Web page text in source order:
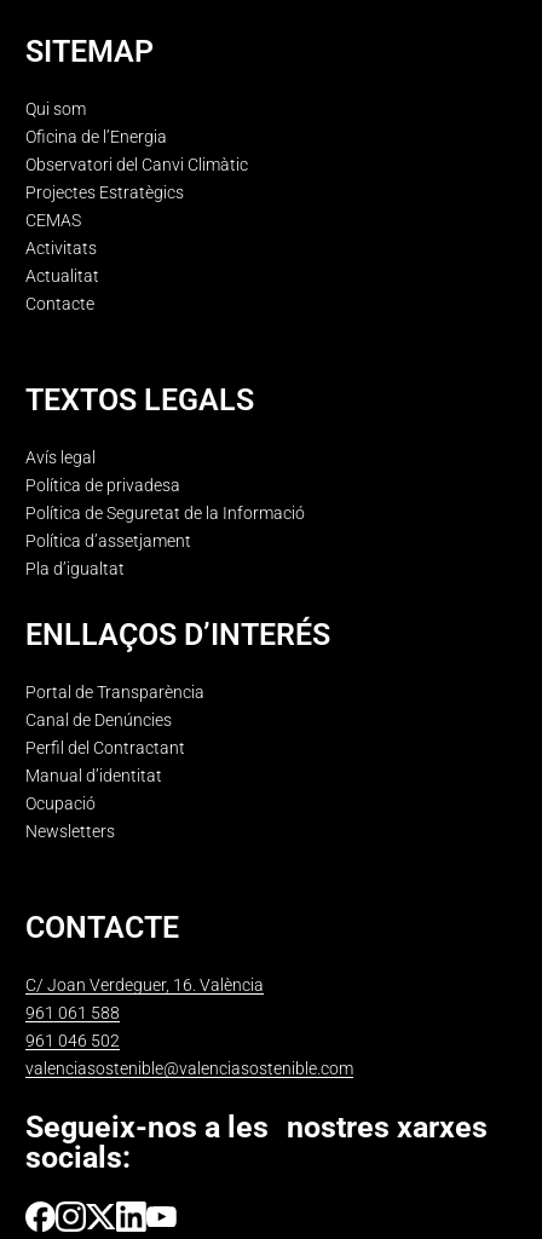
SITEMAP
Qui som
Oficina de l’Energia
Observatori del Canvi Climàtic
Projectes Estratègics
CEMAS
Activitats
Actualitat
Contacte
TEXTOS LEGALS
Avís legal
Política de privadesa
Política de Seguretat de la Informació
Política d’assetjament
Pla d’igualtat
ENLLAÇOS D’INTERÉS
Portal de Transparència
Canal de Denúncies
Perfil del Contractant
Manual d’identitat
Ocupació
Newsletters
CONTACTE
C/ Joan Verdeguer, 16. València
961 061 588
961 046 502
valenciasostenible@valenciasostenible.com
Segueix-nos a les nostres xarxes
socials: